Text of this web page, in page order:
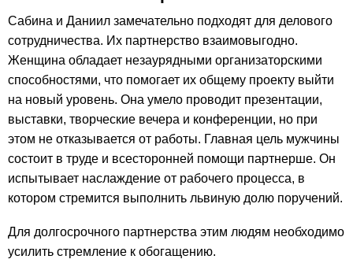
Сабина и Даниил замечательно подходят для делового
сотрудничества. Их партнерство взаимовыгодно.
Женщина обладает незаурядными организаторскими
способностями, что помогает их общему проекту выйти
на новый уровень. Она умело проводит презентации,
выставки, творческие вечера и конференции, но при
этом не отказывается от работы. Главная цель мужчины
состоит в труде и всесторонней помощи партнерше. Он
испытывает наслаждение от рабочего процесса, в
котором стремится выполнить львиную долю поручений.
Для долгосрочного партнерства этим людям необходимо
усилить стремление к обогащению.